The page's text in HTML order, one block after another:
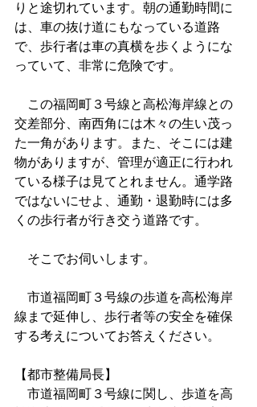
りと途切れています。朝の通勤時間に
は、車の抜け道にもなっている道路
で、歩行者は車の真横を歩くようにな
っていて、非常に危険です。
この福岡町３号線と高松海岸線との
交差部分、南西角には木々の生い茂っ
た一角があります。また、そこには建
物がありますが、管理が適正に行われ
ている様子は見てとれません。通学路
ではないにせよ、通勤・退勤時には多
くの歩行者が行き交う道路です。
そこでお伺いします。
市道福岡町３号線の歩道を高松海岸
線まで延伸し、歩行者等の安全を確保
する考えについてお答えください。
【都市整備局長】
市道福岡町３号線に関し、歩道を高